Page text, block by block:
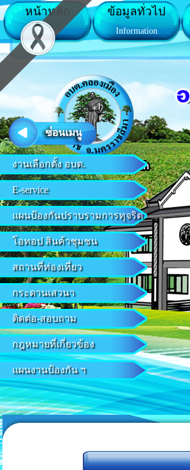
งานเลือกตั้ง อบต.
E-service
แผนป้องกันปราบรามการทุจริต
โอทอป สินค้าชุมชน
สถานที่ท่องเที่ยว
กระดานเสวนา
ติดต่อ-สอบถาม
กฎหมายที่เกี่ยวข้อง
แผนงานป้องกัน ฯ
หน้าหลัก
Home
ข้อมูลทั่วไป
Information